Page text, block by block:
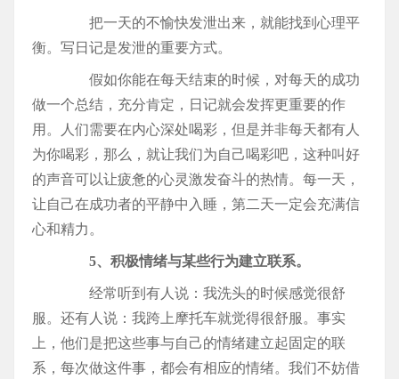
把一天的不愉快发泄出来，就能找到心理平
衡。写日记是发泄的重要方式。
假如你能在每天结束的时候，对每天的成功
做一个总结，充分肯定，日记就会发挥更重要的作
用。人们需要在内心深处喝彩，但是并非每天都有人
为你喝彩，那么，就让我们为自己喝彩吧，这种叫好
的声音可以让疲惫的心灵激发奋斗的热情。每一天，
让自己在成功者的平静中入睡，第二天一定会充满信
心和精力。
5、积极情绪与某些行为建立联系。
经常听到有人说：我洗头的时候感觉很舒
服。还有人说：我跨上摩托车就觉得很舒服。事实
上，他们是把这些事与自己的情绪建立起固定的联
系，每次做这件事，都会有相应的情绪。我们不妨借